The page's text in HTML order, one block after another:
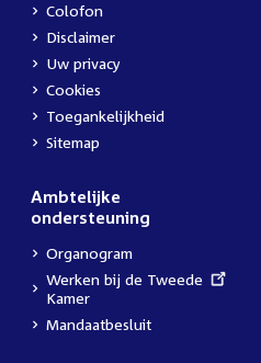
Colofon
Disclaimer
Uw privacy
Cookies
Toegankelijkheid
Sitemap
Ambtelijke
ondersteuning
Organogram
External
link:
Werken bij de Tweede
Kamer
Mandaatbesluit